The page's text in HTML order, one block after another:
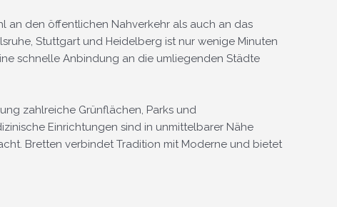
an den öffentlichen Nahverkehr als auch an das
Stuttgart und Heidelberg ist nur wenige Minuten
schnelle Anbindung an die umliegenden Städte
zahlreiche Grünflächen, Parks und
Einrichtungen sind in unmittelbarer Nähe
Bretten verbindet Tradition mit Moderne und bietet